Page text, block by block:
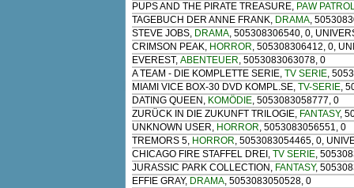
PUPS AND THE PIRATE TREASURE, PAW
TAGEBUCH DER ANNE FRANK, DRAMA,
STEVE JOBS, DRAMA, 505308306540, 0,
CRIMSON PEAK, HORROR, 505308306412, 0,
EVEREST, ABENTEUER, 5053083063078, 0
A TEAM - DIE KOMPLETTE SERIE, TV SERIE,
MIAMI VICE BOX-30 DVD KOMPL.SE, TV-SERIE,
DATING QUEEN , KOMÖDIE, 5053083058777, 0
ZURÜCK IN DIE ZUKUNFT TRILOGIE, FANTASY,
UNKNOWN USER, HORROR, 5053083056551, 0
TREMORS 5, HORROR, 5053083054465, 0,
CHICAGO FIRE STAFFEL DREI , TV SERIE,
JURASSIC PARK COLLECTION , FANTASY,
EFFIE GRAY, DRAMA, 5053083050528, 0